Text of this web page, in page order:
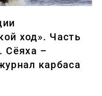
ход». Часть
Сёяха –
карбаса